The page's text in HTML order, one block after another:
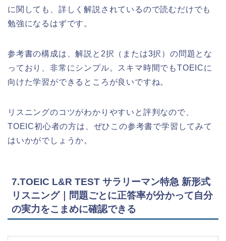
に関しても、詳しく解説されているので読むだけでも
勉強になるはずです。
参考書の構成は、解説と2択（または3択）の問題とな
っており、非常にシンプル。スキマ時間でもTOEICに
向けた学習ができるところが良いですね。
リスニングのコツがわかりやすいと評判なので、
TOEIC初心者の方は、ぜひこの参考書で学習してみて
はいかがでしょうか。
7.TOEIC L&R TEST サラリーマン特急 新形式
リスニング｜問題ごとに正答率が分かって自分
の実力をこまめに確認できる